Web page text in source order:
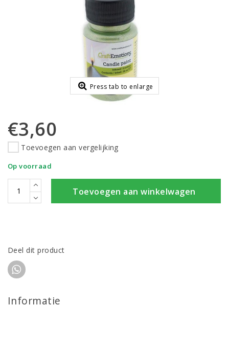
Press tab to enlarge
€3,60
Toevoegen aan vergelijking
Op voorraad
Toevoegen aan winkelwagen
Deel dit product
Informatie